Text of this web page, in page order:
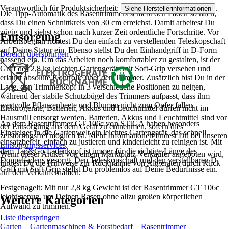
Die Tipp-Automatik des Rasentrimmers schiebt den Faden so nach,
dass Du einen Schnittkreis von 30 cm erreichst. Damit arbeitest Du
zügig und siehst schon nach kurzer Zeit ordentliche Fortschritte. Vor
Arbeitsbeginn richtest Du den einfach zu verstellenden Teleskopschaft
auf Deine Statur ein. Ebenso stellst Du den Einhandgriff in D-Form
passend ein. Um das Arbeiten noch komfortabler zu gestalten, ist der
Griff des 2,8 kg leichten Gartengeräts mit Soft-Grip versehen und
erlaubt absolute Kontrolle über den Trimmer. Zusätzlich bist Du in der
Lage, den Trimmerkopf in 3 verschiedene Positionen zu neigen,
während der stabile Schutzbügel des Trimmers aufpasst, dass ihm
wertvolle Pflanzenbeete und Blumen nicht zum Opfer fallen.
An dem Rasentrimmer GT 106c von STIGA haben besonders
Einsteiger in die Gartenwelt ein leichtes Gartengerät, das schnell
einsatzbereit, einfach zu justieren und kinderleicht zu reinigen ist. Mit
dem Tap&Go-Fadenkopf ist immer für die richtige Länge des
Doppelfadens gesorgt. Den Teleskopschaft und den verstellbaren D-
Griff mit Soft-Grip stellst Du problemlos auf Deine Bedürfnisse ein.
Festgenagelt: Mit nur 2,8 kg Gewicht ist der Rasentrimmer GT 106c
leicht genug, um Deinen Rasen ohne allzu großen körperlichen
Aufwand zu trimmen.
Verantwortlich für Produktsicherheit: Siehe Herstellerinformationen .
Entsorgung
Bereich überspringen
Elektrogeräte, Batterien, Akkus und Leuchtmittel dürfen nicht im
Hausmüll entsorgt werden. Batterien, Akkus und Leuchtmittel sind vor
der Entsorgung aus dem Gerät zu entnehmen, sofern dies
zerstörungsfrei möglich ist. Mehr Informationen findest Du bei unseren
Entsorgungsservices.
Wenn dieser Artikel von einem Marktplatz-Verkäufer angeboten wird,
findest Du die Hinweise zur Rücknahme von Altgeräten durch Klick
auf den Verkäufernamen.
Weitere Kategorien
Liste überspringen
Garten
Gartenmaschinen & Forstbedarf Rasentrimmer